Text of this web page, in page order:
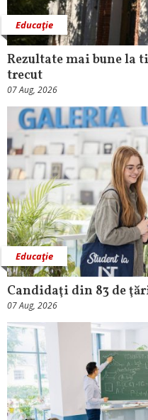
Educaţie
Rezultate mai bune la
trecut
07 Aug, 2026
Educaţie
Candidaţi din 83 de
07 Aug, 2026